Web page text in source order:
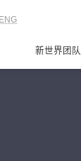
ENG
新世界团队